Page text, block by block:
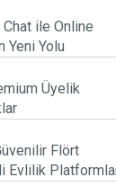
ile Online
Yeni Yolu
Üyelik
Flört
Evlilik